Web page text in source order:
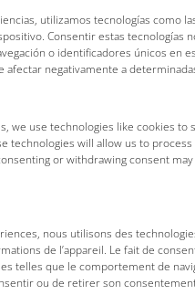
utilizamos tecnologías como
Consentir estas tecnologías
o identificadores únicos en
negativamente a
we use technologies like cookies to
technologies will allow us to
or withdrawing consent
nous utilisons des
de l’appareil. Le fait de
telles que le comportement de
ou de retirer son